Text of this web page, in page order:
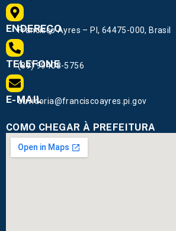
ENDEREÇO
Francisco Ayres – PI, 64475-000, Brasil
TELEFONE
(89) 99408-5756
E-MAIL
ouvidoria@franciscoayres.pi.gov
COMO CHEGAR À PREFEITURA